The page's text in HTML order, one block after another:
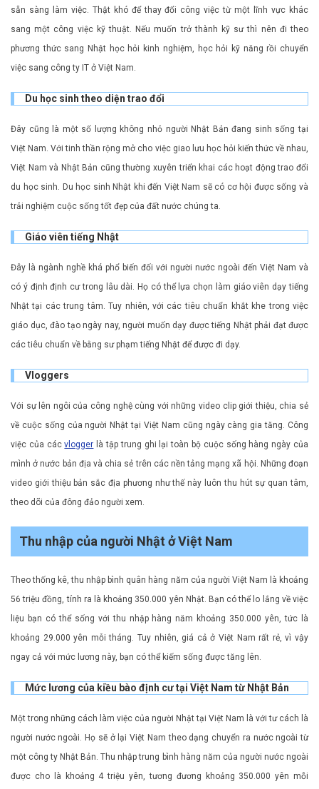
sẵn sàng làm việc. Thật khó để thay đổi công việc từ một lĩnh vực khác
sang một công việc kỹ thuật. Nếu muốn trở thành kỹ sư thì nên đi theo
phương thức sang Nhật học hỏi kinh nghiệm, học hỏi kỹ năng rồi chuyển
việc sang công ty IT ở Việt Nam.
Du học sinh theo diện trao đổi
Đây cũng là một số lượng không nhỏ người Nhật Bản đang sinh sống tại
Việt Nam. Với tinh thần rộng mở cho việc giao lưu học hỏi kiến thức về nhau,
Việt Nam và Nhật Bản cũng thường xuyên triển khai các hoạt động trao đổi
du học sinh. Du học sinh Nhật khi đến Việt Nam sẽ có cơ hội được sống và
trải nghiệm cuộc sống tốt đẹp của đất nước chúng ta.
Giáo viên tiếng Nhật
Đây là ngành nghề khá phổ biến đối với người nước ngoài đến Việt Nam và
có ý định định cư trong lâu dài. Họ có thể lựa chọn làm giáo viên dạy tiếng
Nhật tại các trung tâm. Tuy nhiên, với các tiêu chuẩn khắt khe trong việc
giáo dục, đào tạo ngày nay, người muốn dạy được tiếng Nhật phải đạt được
các tiêu chuẩn về bằng sư phạm tiếng Nhật để được đi dạy.
Vloggers
Với sự lên ngôi của công nghệ cùng với những video clip giới thiệu, chia sẻ
về cuộc sống của người Nhật tại Việt Nam cũng ngày càng gia tăng. Công
việc của cácvlogger là tập trung ghi lại toàn bộ cuộc sống hàng ngày của
mình ở nước bản địa và chia sẻ trên các nền tảng mạng xã hội. Những đoạn
video giới thiệu bản sắc địa phương như thế này luôn thu hút sự quan tâm,
theo dõi của đông đảo người xem.
Thu nhập của người Nhật ở Việt Nam
Theo thống kê, thu nhập bình quân hàng năm của người Việt Nam là khoảng
56 triệu đồng, tính ra là khoảng 350.000 yên Nhật. Bạn có thể lo lắng về việc
liệu bạn có thể sống với thu nhập hàng năm khoảng 350.000 yên, tức là
khoảng 29.000 yên mỗi tháng. Tuy nhiên, giá cả ở Việt Nam rất rẻ, vì vậy
ngay cả với mức lương này, bạn có thể kiếm sống được tăng lên.
Mức lương của kiều bào định cư tại Việt Nam từ Nhật Bản
Một trong những cách làm việc của người Nhật tại Việt Nam là với tư cách là
người nước ngoài. Họ sẽ ở lại Việt Nam theo dạng chuyển ra nước ngoài từ
một công ty Nhật Bản. Thu nhập trung bình hàng năm của người nước ngoài
được cho là khoảng 4 triệu yên, tương đương khoảng 350.000 yên mỗi